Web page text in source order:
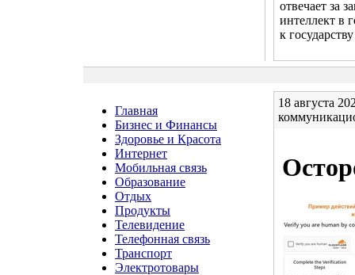
отвечает за
интеллект в
к
Главная
Бизнес и Финансы
Здоровье и Красота
Интернет
Мобильная связь
Образование
Отдых
Продукты
Телевидение
Телефонная связь
Транспорт
Электротовары
18 августа